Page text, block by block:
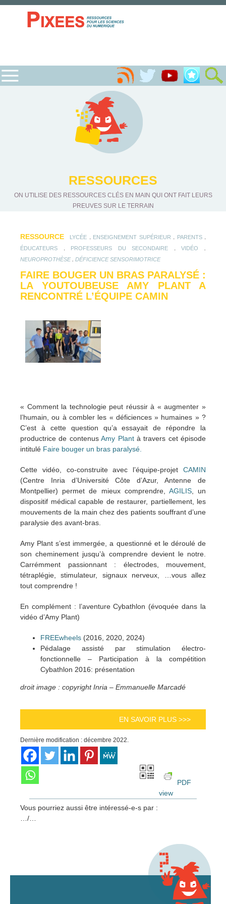
RESSOURCES
ON UTILISE DES RESSOURCES CLÉS EN MAIN QUI ONT FAIT LEURS
PREUVES SUR LE TERRAIN
RESSOURCE LYCÉE ENSEIGNEMENT SUPÉRIEUR PARENTS.
ÉDUCATEURS PROFESSEURS DU SECONDAIRE .VIDÉO
NEUROPROTHÈSE. DÉFICIENCE SENSORIMOTRICE
FAIRE BOUGER UN BRAS PARALYSÉ :
LA YOUTOUBEUSE AMY PLANT A
RENCONTRÉ L’ÉQUIPE CAMIN
« Comment la technologie peut réussir à « augmenter »
l’humain, ou à combler les « déficiences » humaines » ?
C’est à cette question qu’a essayait de répondre la
productrice de contenusAmy Plantà travers cet épisode
intitulé Faire bouger un bras paralysé.
Cette vidéo, co-construite avec l’équipe-projet CAMIN
(Centre Inria d’Université Côte d’Azur, Antenne de
Montpellier) permet de mieux comprendre, AGILIS, un
dispositif médical capable de restaurer, partiellement, les
mouvements de la main chez des patients souffrant d’une
paralysie des avant-bras.
Amy Plant s’est immergée, a questionné et le déroulé de
son cheminement jusqu’à comprendre devient le notre.
Carrémment passionnant : électrodes, mouvement,
tétraplégie, stimulateur, signaux nerveux, …vous allez
tout comprendre !
En complément : l’aventure Cybathlon (évoquée dans la
vidéo d’Amy Plant)
FREEwheels (2016, 2020, 2024)
Pédalage assisté par stimulation électro-
fonctionnelle – Participation à la compétition
Cybathlon 2016: présentation
droit image : copyright Inria – Emmanuelle Marcadé
EN SAVOIR PLUS >>>
Dernière modification : décembre 2022.
PDF
view
Vous pourriez aussi être intéressé-e-s par :
…/…